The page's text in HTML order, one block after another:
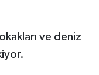
ve deniz